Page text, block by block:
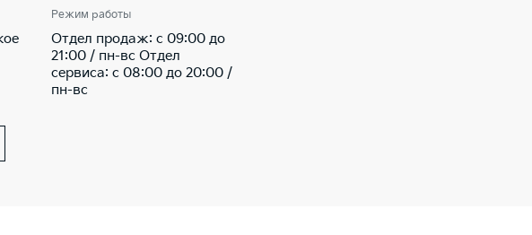
Режим работы
Отдел продаж: c 09:00 до
21:00 / пн-вс Отдел
сервиса: с 08:00 до 20:00 /
пн-вс